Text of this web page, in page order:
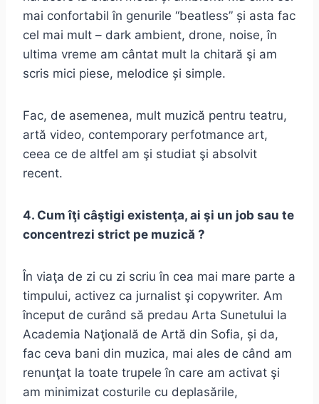
mai confortabil în genurile “beatless” și asta fac
cel mai mult – dark ambient, drone, noise, în
ultima vreme am cântat mult la chitară şi am
scris mici piese, melodice și simple.
Fac, de asemenea, mult muzică pentru teatru,
artă video, contemporary perfotmance art,
ceea ce de altfel am şi studiat şi absolvit
recent.
4. Cum îţi câştigi existenţa, ai şi un job sau te
concentrezi strict pe muzică ?
În viaţa de zi cu zi scriu în cea mai mare parte a
timpului, activez ca jurnalist şi copywriter. Am
început de curând să predau Arta Sunetului la
Academia Naţională de Artă din Sofia, și da,
fac ceva bani din muzica, mai ales de când am
renunţat la toate trupele în care am activat şi
am minimizat costurile cu deplasările,